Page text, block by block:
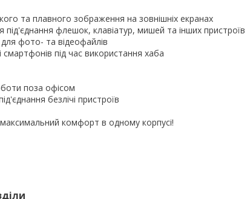
та плавного зображення на зовнішніх екранах
флешок, клавіатур, мишей та інших пристроїв
фото- та відеофайлів
під час використання хаба
поза офісом
безлічі пристроїв
комфорт в одному корпусі!